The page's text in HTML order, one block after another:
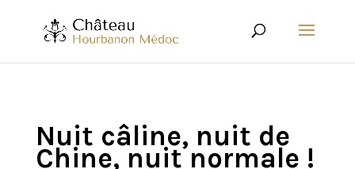
Nuit câline, nuit de
Chine, nuit normale !